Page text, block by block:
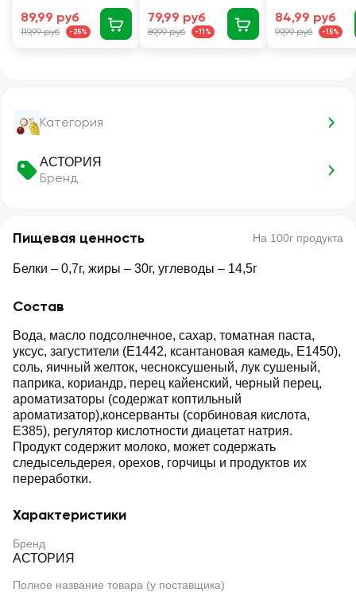
Категория
АСТОРИЯ
Бренд
Пищевая ценность На 100г продукта
Белки – 0,7г, жиры – 30г, углеводы – 14,5г
Состав
Вода, масло подсолнечное, сахар, томатная паста,
уксус, загустители (Е1442, ксантановая камедь, Е1450),
соль, яичный желток, чесноксушеный, лук сушеный,
паприка, кориандр, перец кайенский, черный перец,
ароматизаторы (содержат коптильный
ароматизатор),консерванты (сорбиновая кислота,
Е385), регулятор кислотности диацетат натрия.
Продукт содержит молоко, может содержать
следысельдерея, орехов, горчицы и продуктов их
переработки.
Характеристики
Бренд
АСТОРИЯ
Полное название товара (у поставщика)
89,99 руб
119,99 руб -25%
79,99 руб
89,99 руб -11%
84,99 руб
99,99 руб -15%